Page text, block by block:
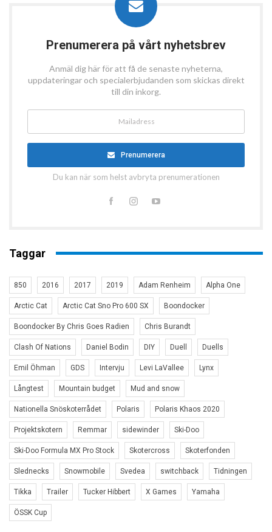
Prenumerera på vårt nyhetsbrev
Anmäl dig här för att få de senaste nyheterna,
uppdateringar och specialerbjudanden som skickas direkt
till din inkorg.
Prenumerera
Du kan när som helst avbryta prenumerationen
Taggar
850 2016 2017 2019 Adam Renheim Alpha One
Arctic Cat Arctic Cat Sno Pro 600 SX Boondocker
Boondocker By Chris Goes Radien Chris Burandt
Clash Of Nations Daniel Bodin DIY Duell Duells
Emil Öhman GDS Intervju Levi LaVallee Lynx
Långtest Mountain budget Mud and snow
Nationella Snöskoterrådet Polaris Polaris Khaos 2020
Projektskotern Remmar sidewinder Ski-Doo
Ski-Doo Formula MX Pro Stock Skotercross Skoterfonden
Slednecks Snowmobile Svedea switchback Tidningen
Tikka Trailer Tucker Hibbert X Games Yamaha
ÖSSK Cup